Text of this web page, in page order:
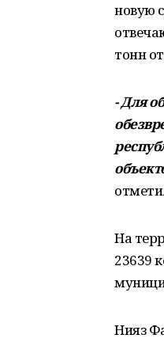
новую
тонн
- Для
На
23639
Нияз